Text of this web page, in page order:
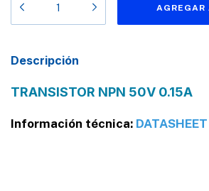
Descripción
TRANSISTOR NPN 50V 0.15A
Información técnica: DATASHEET